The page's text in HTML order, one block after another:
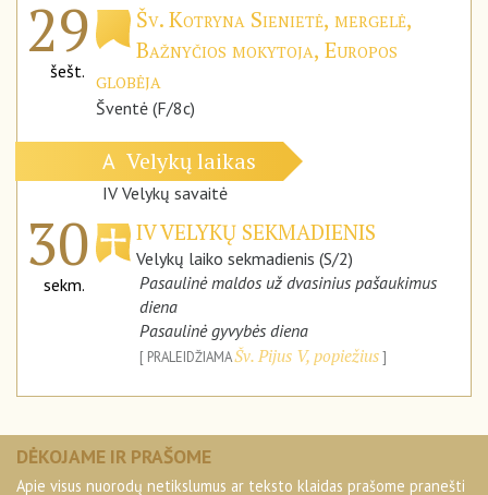
29
šešt.
Šv. Kotryna Sienietė, mergelė,
Bažnyčios mokytoja, Europos
globėja
Šventė (F/8c)
A Velykų laikas
IV Velykų savaitė
30
sekm.
IV VELYKŲ SEKMADIENIS
Velykų laiko sekmadienis (S/2)
Pasaulinė maldos už dvasinius pašaukimus
diena
Pasaulinė gyvybės diena
PRALEIDŽIAMAŠv. Pijus V, popiežius
DĖKOJAME IR PRAŠOME
Apie visus nuorodų netikslumus ar teksto klaidas prašome pranešti